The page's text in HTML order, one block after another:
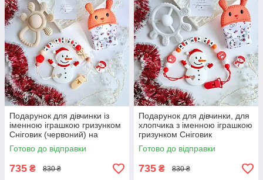
Подарунок для дівчинки із
іменною іграшкою гризунком
Сніговик (червоний) на
Новорічні свята
Готово до відправки
735 ₴ 830 ₴
Подарунок для дівчинки, для
хлопчика з іменною іграшкою
гризунком Сніговик
(червоний) на Новорічні
свята
Готово до відправки
735 ₴ 830 ₴